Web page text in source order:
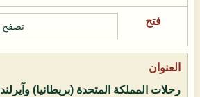
تصفح
رحلات المملكة المتحدة (بريطانيا) وآيرلندا